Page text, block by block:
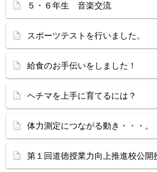
５・６年生 音楽交流
スポーツテストを行いました。
給食のお手伝いをしました！
ヘチマを上手に育てるには？
体力測定につながる動き・・・。
第１回道徳授業力向上推進校公開